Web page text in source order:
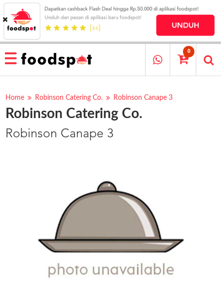
HOME
MENU
RESTAURANT
PESAN
OUR
COMPANY
KATA
CATERERS
0
Home Robinson Catering Co. Robinson Canape 3
Robinson Catering Co.
Robinson Canape 3